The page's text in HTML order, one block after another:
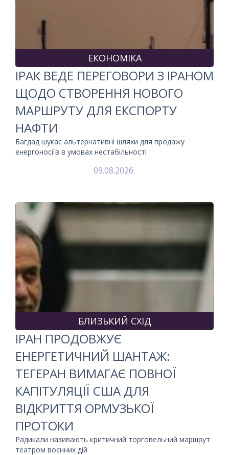
ЕКОНОМІКА
ІРАК ВЕДЕ ПЕРЕГОВОРИ З ІРАНОМ
ЩОДО СТВОРЕННЯ НОВОГО
МАРШРУТУ ДЛЯ ЕКСПОРТУ
НАФТИ
Багдад шукає альтернативні шляхи для продажу
енергоносіїв в умовах нестабільності
09.08.2026
БЛИЗЬКИЙ СХІД
ІРАН ПРОДОВЖУЄ
ЕНЕРГЕТИЧНИЙ ШАНТАЖ:
ТЕГЕРАН ВИМАГАЄ ПОВНОЇ
КАПІТУЛЯЦІЇ США ДЛЯ
ВІДКРИТТЯ ОРМУЗЬКОЇ
ПРОТОКИ
Радикали називають критичний торговельний маршрут
театром воєнних дій